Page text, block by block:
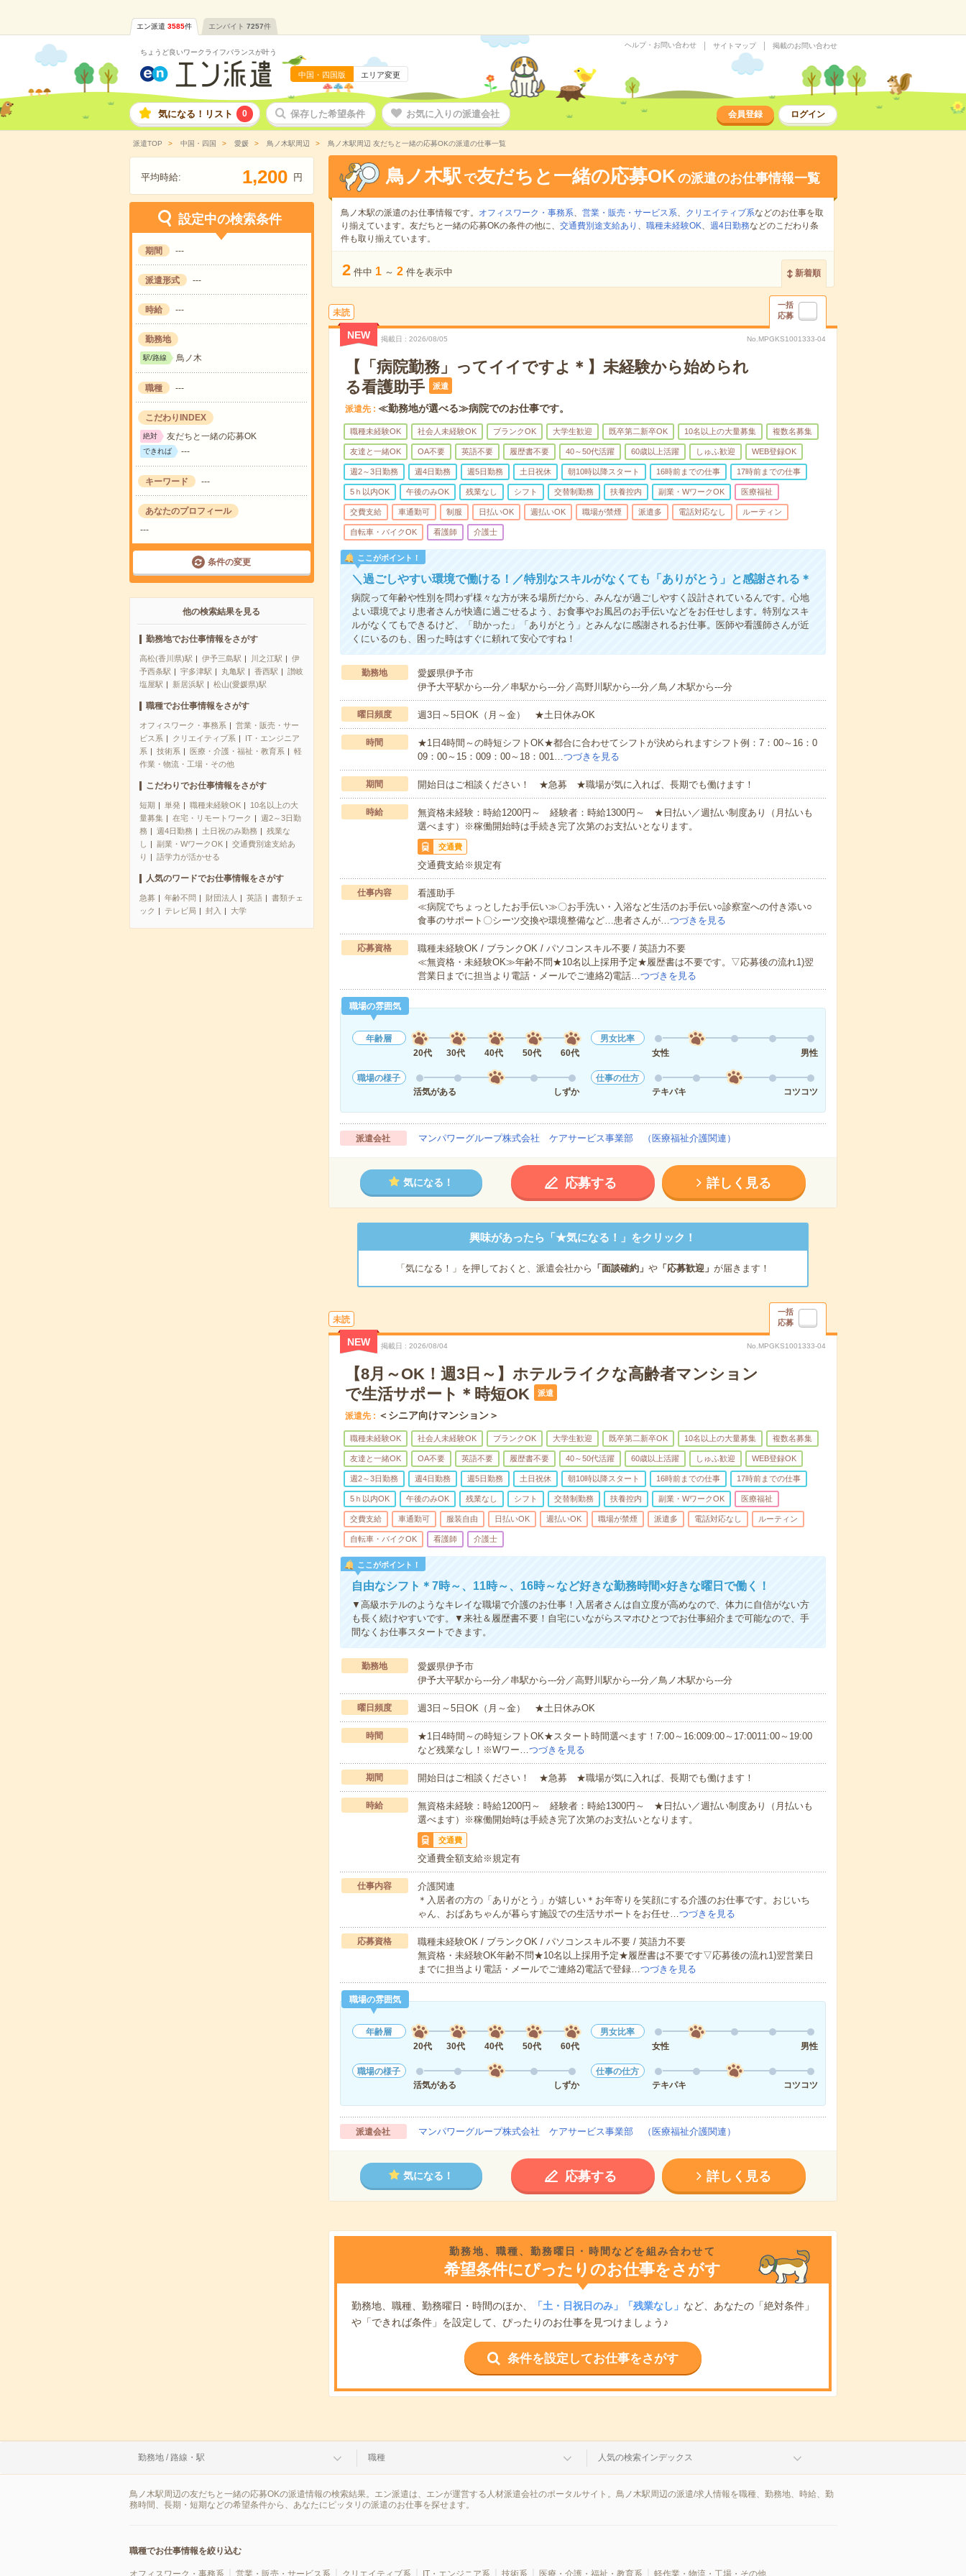
エン派遣 3585件 エンバイト 7257件
ちょうど良いワークライフバランスが叶う
中国・四国版 エリア変更
ヘルプ・お問い合わせ サイトマップ 掲載のお問い合わせ
気になる！リスト 0 保存した希望条件 お気に入りの派遣会社 会員登録 ログイン
派遣TOP 中国・四国 愛媛 鳥ノ木駅周辺 鳥ノ木駅周辺 友だちと一緒の応募OKの派遣の仕事一覧
平均時給: 1,200 円
設定中の検索条件
期間 ---
派遣形式 ---
時給 ---
勤務地
駅/路線 鳥ノ木
職種 ---
こだわりINDEX
絶対 友だちと一緒の応募OK
できれば ---
キーワード ---
あなたのプロフィール
---
条件の変更
他の検索結果を見る
勤務地でお仕事情報をさがす
高松(香川県)駅 伊予三島駅 川之江駅
伊
予西条駅
宇多津駅 丸亀駅 香西駅
讃岐
塩屋駅
新居浜駅 松山(愛媛県)駅
職種でお仕事情報をさがす
オフィスワーク・事務系
営業・販売・サー
ビス系
クリエイティブ系
IT・エンジニア
系
技術系 医療・介護・福祉・教育系
軽
作業・物流・工場・その他
こだわりでお仕事情報をさがす
短期 単発 職種未経験OK
10名以上の大
量募集
在宅・リモートワーク
週2～3日勤
務
週4日勤務 土日祝のみ勤務
残業な
し
副業・WワークOK
交通費別途支給あ
り
語学力が活かせる
人気のワードでお仕事情報をさがす
急募 年齢不問 財団法人 英語
書類チェ
ック
テレビ局 封入 大学
鳥ノ木駅 で友だちと一緒の応募OKの派遣のお仕事情報一覧
鳥ノ木駅の派遣のお仕事情報です。 オフィスワーク・事務系、 営業・販売・サービス系、 クリエイティブ系などのお仕事を取
り揃えています。友だちと一緒の応募OKの条件の他に、 交通費別途支給あり 、 職種未経験OK、 週4日勤務などのこだわり条
件も取り揃えています。
2 件中 1 ～ 2 件を表示中 新着順
未読
一括
応募
NEW 掲載日 2026/08/05 No.MPGKS1001333-04
【「病院勤務」ってイイですよ＊】未経験から始められ
る看護助手
派遣
派遣先 ≪勤務地が選べる≫病院でのお仕事です。
職種未経験OK 社会人未経験OK ブランクOK 大学生歓迎 既卒第二新卒OK 10名以上の大量募集 複数名募集
友達と一緒OK OA不要 英語不要 履歴書不要 40～50代活躍 60歳以上活躍 しゅふ歓迎 WEB登録OK
週2～3日勤務 週4日勤務 週5日勤務 土日祝休 朝10時以降スタート 16時前までの仕事 17時前までの仕事
5ｈ以内OK 午後のみOK 残業なし シフト 交替制勤務 扶養控内 副業・WワークOK 医療福祉
交費支給 車通勤可 制服 日払いOK 週払いOK 職場が禁煙 派遣多 電話対応なし ルーティン
自転車・バイクOK 看護師 介護士
ここがポイント！
＼過ごしやすい環境で働ける！／特別なスキルがなくても「ありがとう」と感謝される＊
病院って年齢や性別を問わず様々な方が来る場所だから、みんなが過ごしやすく設計されているんです。心地
よい環境でより患者さんが快適に過ごせるよう、お食事やお風呂のお手伝いなどをお任せします。特別なスキ
ルがなくてもできるけど、「助かった」「ありがとう」とみんなに感謝されるお仕事。医師や看護師さんが近
くにいるのも、困った時はすぐに頼れて安心ですね！
勤務地
愛媛県伊予市
伊予大平駅から---分／串駅から---分／高野川駅から---分／鳥ノ木駅から---分
曜日頻度 週3日～5日OK（月～金） ★土日休みOK
時間
★1日4時間～の時短シフトOK★都合に合わせてシフトが決められますシフト例：7：00～16：0
09：00～15：009：00～18：001…つづきを見る
期間 開始日はご相談ください！ ★急募 ★職場が気に入れば、長期でも働けます！
時給
無資格未経験：時給1200円～ 経験者：時給1300円～ ★日払い／週払い制度あり（月払いも
選べます）※稼働開始時は手続き完了次第のお支払いとなります。
交通費
交通費支給※規定有
仕事内容
看護助手
≪病院でちょっとしたお手伝い≫〇お手洗い・入浴など生活のお手伝い○診察室への付き添い○
食事のサポート〇シーツ交換や環境整備など…患者さんが…つづきを見る
応募資格
職種未経験OK / ブランクOK / パソコンスキル不要 / 英語力不要
≪無資格・未経験OK≫年齢不問★10名以上採用予定★履歴書は不要です。▽応募後の流れ1)翌
営業日までに担当より電話・メールでご連絡2)電話…つづきを見る
職場の雰囲気
年齢層
20代
30代 40代 50代 60代
男女比率
女性
男性
職場の様子
活気がある
しずか
仕事の仕方
テキパキ
コツコツ
派遣会社 マンパワーグループ株式会社 ケアサービス事業部 （医療福祉介護関連）
気になる！ 応募する 詳しく見る
興味があったら「★気になる！」をクリック！
「気になる！」を押しておくと、派遣会社から 「面談確約」 や「応募歓迎」 が届きます！
未読
一括
応募
NEW 掲載日 2026/08/04 No.MPGKS1001333-04
【8月～OK！週3日～】ホテルライクな高齢者マンション
で生活サポート＊時短OK
派遣
派遣先 ＜シニア向けマンション＞
職種未経験OK 社会人未経験OK ブランクOK 大学生歓迎 既卒第二新卒OK 10名以上の大量募集 複数名募集
友達と一緒OK OA不要 英語不要 履歴書不要 40～50代活躍 60歳以上活躍 しゅふ歓迎 WEB登録OK
週2～3日勤務 週4日勤務 週5日勤務 土日祝休 朝10時以降スタート 16時前までの仕事 17時前までの仕事
5ｈ以内OK 午後のみOK 残業なし シフト 交替制勤務 扶養控内 副業・WワークOK 医療福祉
交費支給 車通勤可 服装自由 日払いOK 週払いOK 職場が禁煙 派遣多 電話対応なし ルーティン
自転車・バイクOK 看護師 介護士
ここがポイント！
自由なシフト＊7時～、11時～、16時～など好きな勤務時間×好きな曜日で働く！
▼高級ホテルのようなキレイな職場で介護のお仕事！入居者さんは自立度が高めなので、体力に自信がない方
も長く続けやすいです。▼来社＆履歴書不要！自宅にいながらスマホひとつでお仕事紹介まで可能なので、手
間なくお仕事スタートできます。
勤務地
愛媛県伊予市
伊予大平駅から---分／串駅から---分／高野川駅から---分／鳥ノ木駅から---分
曜日頻度 週3日～5日OK（月～金） ★土日休みOK
時間
★1日4時間～の時短シフトOK★スタート時間選べます！7:00～16:009:00～17:0011:00～19:00
など残業なし！※Wワー…つづきを見る
期間 開始日はご相談ください！ ★急募 ★職場が気に入れば、長期でも働けます！
時給
無資格未経験：時給1200円～ 経験者：時給1300円～ ★日払い／週払い制度あり（月払いも
選べます）※稼働開始時は手続き完了次第のお支払いとなります。
交通費
交通費全額支給※規定有
仕事内容
介護関連
＊入居者の方の「ありがとう」が嬉しい＊お年寄りを笑顔にする介護のお仕事です。おじいち
ゃん、おばあちゃんが暮らす施設での生活サポートをお任せ…つづきを見る
応募資格
職種未経験OK / ブランクOK / パソコンスキル不要 / 英語力不要
無資格・未経験OK年齢不問★10名以上採用予定★履歴書は不要です▽応募後の流れ1)翌営業日
までに担当より電話・メールでご連絡2)電話で登録…つづきを見る
職場の雰囲気
年齢層
20代
30代 40代 50代 60代
男女比率
女性
男性
職場の様子
活気がある
しずか
仕事の仕方
テキパキ
コツコツ
派遣会社 マンパワーグループ株式会社 ケアサービス事業部 （医療福祉介護関連）
気になる！ 応募する 詳しく見る
勤務地、職種、勤務曜日・時間などを組み合わせて
希望条件にぴったりのお仕事をさがす
勤務地、職種、勤務曜日・時間のほか、 「土・日祝日のみ」「残業なし」 など、あなたの「絶対条件」
や「できれば条件」を設定して、ぴったりのお仕事を見つけましょう♪
条件を設定してお仕事をさがす
勤務地 / 路線・駅 職種 人気の検索インデックス
鳥ノ木駅周辺の友だちと一緒の応募OKの派遣情報の検索結果。エン派遣は、エンが運営する人材派遣会社のポータルサイト。鳥ノ木駅周辺の派遣/求人情報を職種、勤務地、時給、勤
務時間、長期・短期などの希望条件から、あなたにピッタリの派遣のお仕事を探せます。
職種でお仕事情報を絞り込む
オフィスワーク・事務系 営業・販売・サービス系 クリエイティブ系 IT・エンジニア系 技術系 医療・介護・福祉・教育系 軽作業・物流・工場・その他